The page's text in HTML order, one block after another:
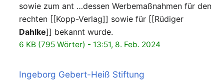
sowie zum ant …dessen Werbemaßnahmen für den
rechten [[Kopp-Verlag]] sowie für [[Rüdiger
Dahlke]] bekannt wurde.
6 KB (795 Wörter) - 13:51, 8. Feb. 2024
Ingeborg Gebert-Heiß Stiftung